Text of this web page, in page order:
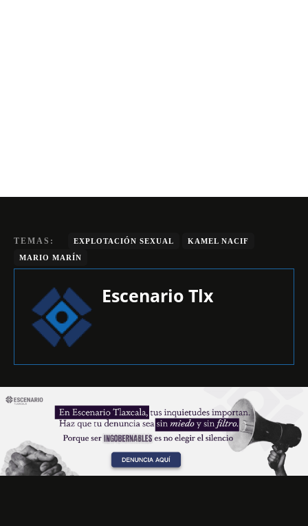
TEMAS: EXPLOTACIÓN SEXUAL
KAMEL NACIF
MARIO MARÍN
Escenario Tlx